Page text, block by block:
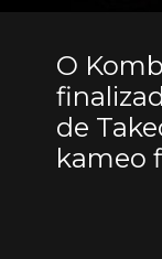
O
de
kameo